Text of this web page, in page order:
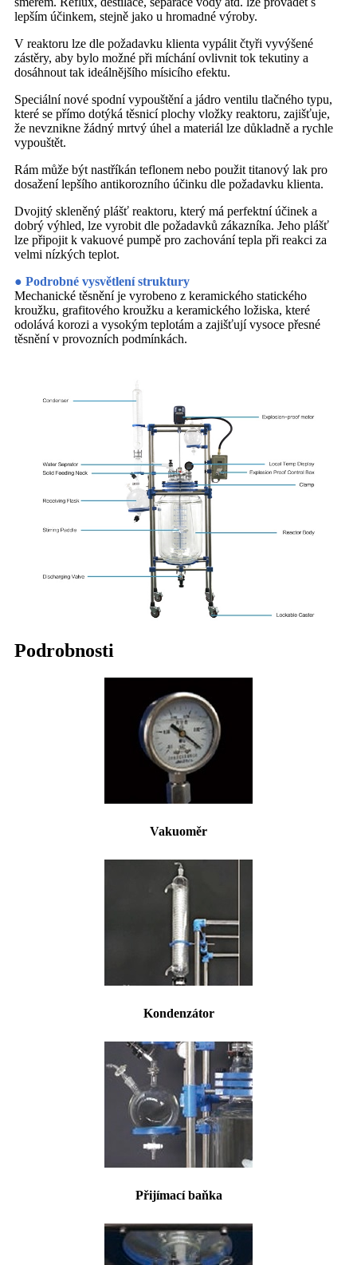
lepším účinkem, stejně jako u hromadné výroby.
V reaktoru lze dle požadavku klienta vypálit čtyři vyvýšené
zástěry, aby bylo možné při míchání ovlivnit tok tekutiny a
dosáhnout tak ideálnějšího mísicího efektu.
Speciální nové spodní vypouštění a jádro ventilu tlačného typu,
které se přímo dotýká těsnicí plochy vložky reaktoru, zajišťuje,
že nevznikne žádný mrtvý úhel a materiál lze důkladně a rychle
vypouštět.
Rám může být nastříkán teflonem nebo použit titanový lak pro
dosažení lepšího antikorozního účinku dle požadavku klienta.
Dvojitý skleněný plášť reaktoru, který má perfektní účinek a
dobrý výhled, lze vyrobit dle požadavků zákazníka. Jeho plášť
lze připojit k vakuové pumpě pro zachování tepla při reakci za
velmi nízkých teplot.
● Podrobné vysvětlení struktury
Mechanické těsnění je vyrobeno z keramického statického
kroužku, grafitového kroužku a keramického ložiska, které
odolává korozi a vysokým teplotám a zajišťují vysoce přesné
těsnění v provozních podmínkách.
Podrobnosti
Vakuoměr
Kondenzátor
Přijímací baňka